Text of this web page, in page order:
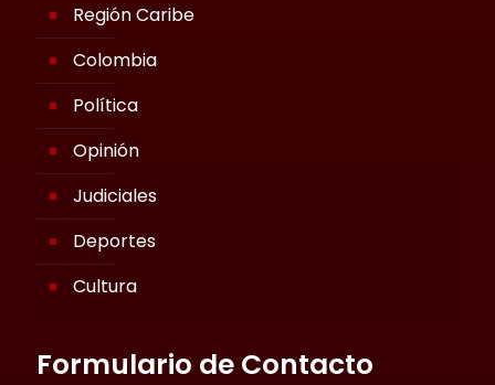
Región Caribe
Colombia
Política
Opinión
Judiciales
Deportes
Cultura
Formulario de Contacto